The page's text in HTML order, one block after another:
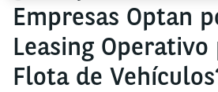
Empresas Optan
Leasing Operativo
Flota de